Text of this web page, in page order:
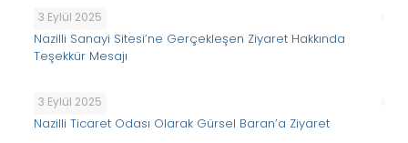
3 Eylül 2025
Nazilli Sanayi Sitesi’ne Gerçekleşen Ziyaret Hakkında
Teşekkür Mesajı
3 Eylül 2025
Nazilli Ticaret Odası Olarak Gürsel Baran’a Ziyaret